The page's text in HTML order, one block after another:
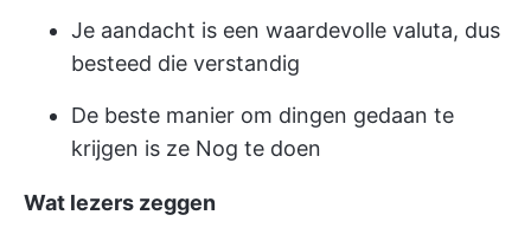
Je aandacht is een waardevolle valuta, dus
besteed die verstandig
De beste manier om dingen gedaan te
krijgen is ze Nog te doen
Wat lezers zeggen